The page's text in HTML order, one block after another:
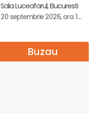
Sala Luceafarul, Bucuresti
20 septembrie 2026, ora 12:30
Buzau